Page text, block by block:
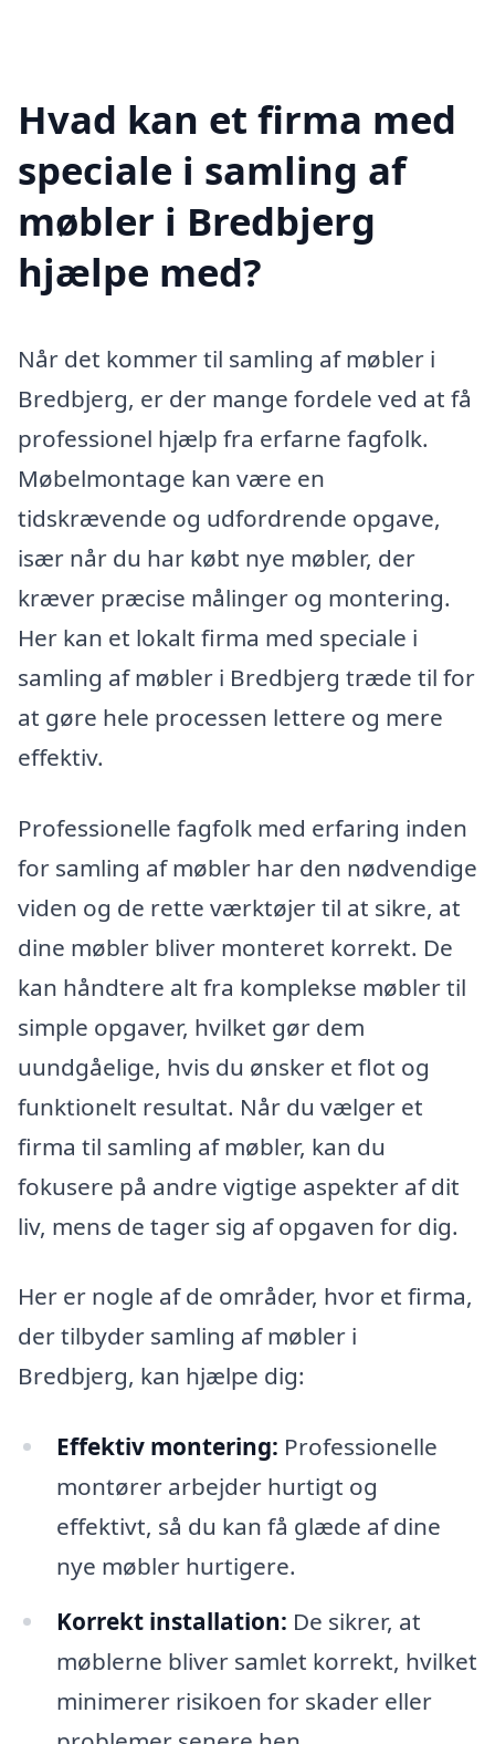
Hvad kan et firma med
speciale i samling af
møbler i Bredbjerg
hjælpe med?
Når det kommer til samling af møbler i
Bredbjerg, er der mange fordele ved at få
professionel hjælp fra erfarne fagfolk.
Møbelmontage kan være en
tidskrævende og udfordrende opgave,
især når du har købt nye møbler, der
kræver præcise målinger og montering.
Her kan et lokalt firma med speciale i
samling af møbler i Bredbjerg træde til for
at gøre hele processen lettere og mere
effektiv.
Professionelle fagfolk med erfaring inden
for samling af møbler har den nødvendige
viden og de rette værktøjer til at sikre, at
dine møbler bliver monteret korrekt. De
kan håndtere alt fra komplekse møbler til
simple opgaver, hvilket gør dem
uundgåelige, hvis du ønsker et flot og
funktionelt resultat. Når du vælger et
firma til samling af møbler, kan du
fokusere på andre vigtige aspekter af dit
liv, mens de tager sig af opgaven for dig.
Her er nogle af de områder, hvor et firma,
der tilbyder samling af møbler i
Bredbjerg, kan hjælpe dig:
Effektiv montering: Professionelle
montører arbejder hurtigt og
effektivt, så du kan få glæde af dine
nye møbler hurtigere.
Korrekt installation: De sikrer, at
møblerne bliver samlet korrekt, hvilket
minimerer risikoen for skader eller